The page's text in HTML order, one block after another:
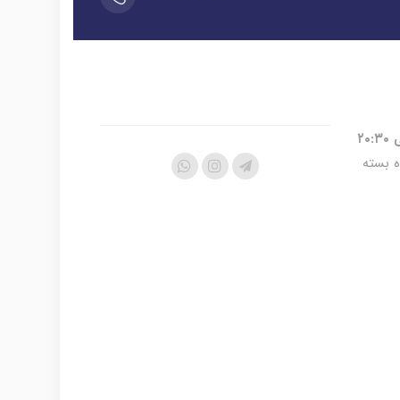
بسته